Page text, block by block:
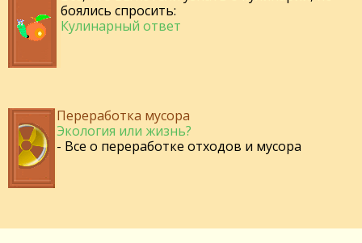
боялись спросить:
Кулинарный ответ
Переработка мусора
Экология или жизнь?
- Все о переработке отходов и мусора